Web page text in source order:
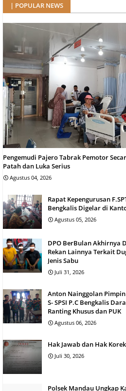
| POPULAR NEWS
Pengemudi Pajero Tabrak Pemotor
Patah dan Luka Serius
Agustus 04, 2026
Rapat Kepengurusan
Bengkalis Digelar di
Agustus 05, 2026
DPO BerBulan Akhirnya
Rekan Lainnya Terkait
Jenis Sabu
Juli 31, 2026
Anton Nainggolan Pimpin
S- SPSI P.C Bengkalis
Ranting Khusus dan PUK
Agustus 06, 2026
Hak Jawab dan Hak
Juli 30, 2026
Polsek Mandau Ungkap